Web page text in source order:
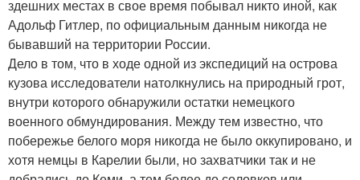
здешних местах в свое время побывал никто иной, как
Адольф Гитлер, по официальным данным никогда не
бывавший на территории России.
Дело в том, что в ходе одной из экспедиций на острова
кузова исследователи натолкнулись на природный грот,
внутри которого обнаружили остатки немецкого
военного обмундирования. Между тем известно, что
побережье белого моря никогда не было оккупировано, и
хотя немцы в Карелии были, но захватчики так и не